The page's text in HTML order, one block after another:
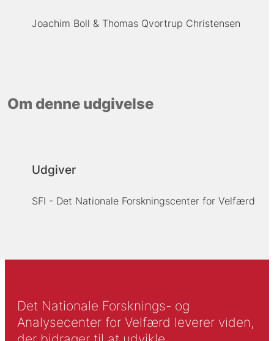
Joachim Boll Thomas Qvortrup Christensen
Om denne udgivelse
Udgiver
SFI - Det Nationale Forskningscenter for Velfærd
Det Nationale Forsknings- og
Analysecenter for Velfærd leverer viden,